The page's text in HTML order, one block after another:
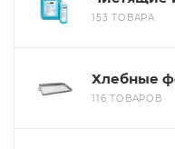
153 ТОВАРА
Хлебные
116 ТОВАРОВ